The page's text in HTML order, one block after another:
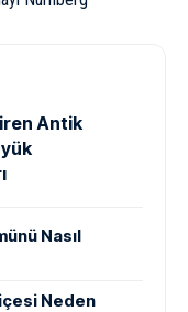
Antik
Nasıl
Neden